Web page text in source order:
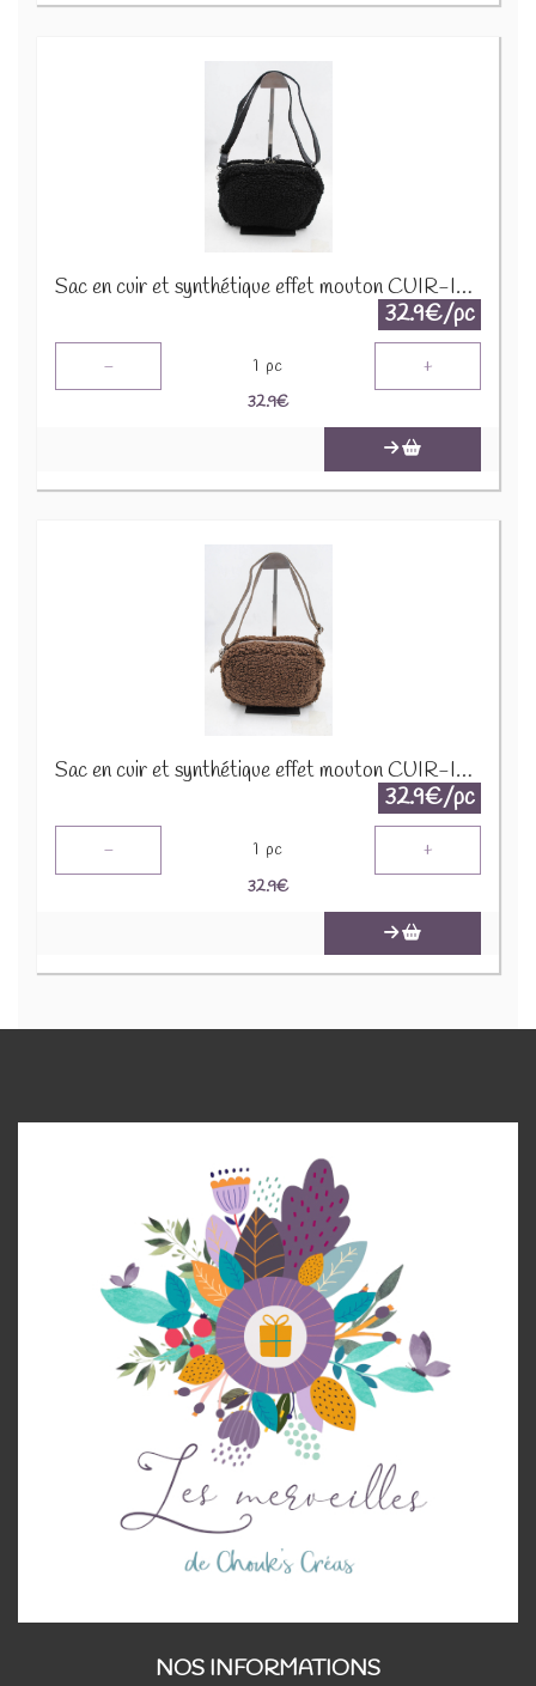
Sac en cuir et synthétique effet mouton CUIR-IT-939 Noir
32.9€/pc
- 1 pc +
32.9€
Sac en cuir et synthétique effet mouton CUIR-IT-939 Marron foncé
32.9€/pc
- 1 pc +
32.9€
NOS INFORMATIONS